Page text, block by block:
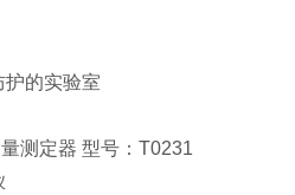
的实验室
测定器 型号：T0231